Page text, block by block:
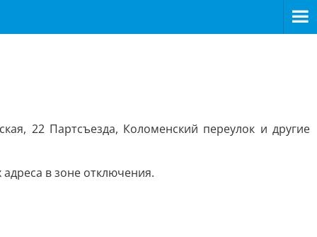
22 Партсъезда, Коломенский переулок и другие
в зоне отключения.